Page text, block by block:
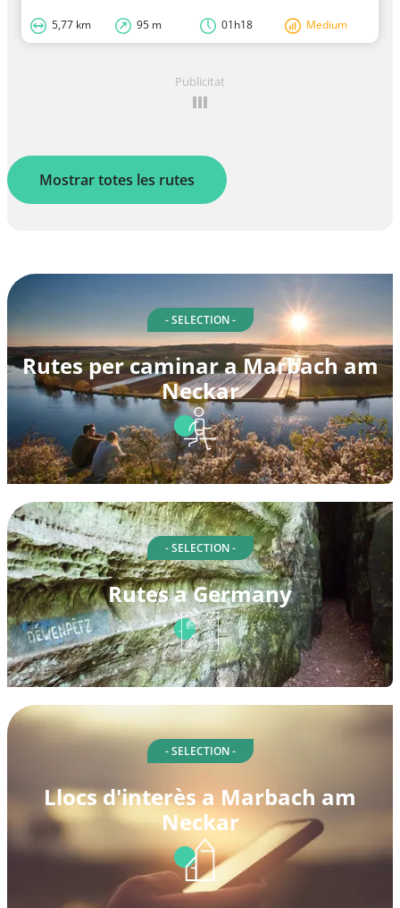
5,77 km 95 m 01h18 Medium
Publicitat
Mostrar totes les rutes
- SELECTION -
Rutes per caminar a Marbach am
Neckar
- SELECTION -
Rutes a Germany
- SELECTION -
Llocs d'interès a Marbach am
Neckar